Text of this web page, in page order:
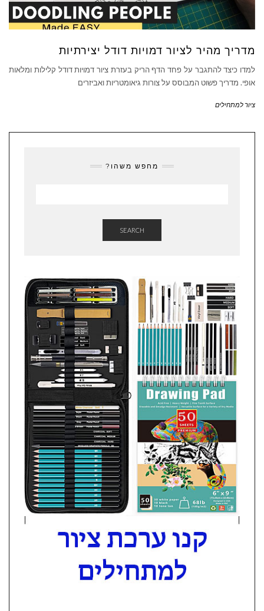
מדריך מהיר לציור דמויות דודל יצירתיות
למדו כיצד להתגבר על פחד הדף הריק בעזרת ציור דמויות דודל קלילות ומלאות
אופי. מדריך פשוט המבוסס על צורות גיאומטריות ואביזרים
ציור למתחילים
מחפש משהו?
SEARCH